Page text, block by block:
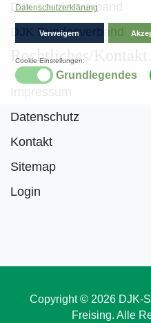
DJK Landesverband
DJK Bundesverband
Rechtliches/Kontakt
Datenschutz
Kontakt
Sitemap
Login
Copyright © 2026 DJK-
Freising. Alle